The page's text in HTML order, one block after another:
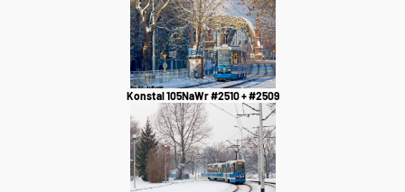
Konstal 105NaWr #2510 + #2509